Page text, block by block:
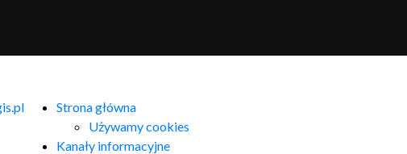
Strona główna
Używamy cookies
Kanały informacyjne